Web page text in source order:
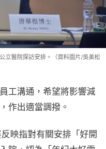
立醫院探訪安排。（資料圖片/吳美松
工溝通，希望將影響減
作出適當調撥。
映指對有關安排「好開